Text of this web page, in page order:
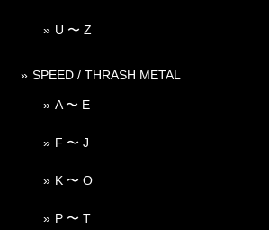
U 〜 Z
SPEED / THRASH METAL
A 〜 E
F 〜 J
K 〜 O
P 〜 T